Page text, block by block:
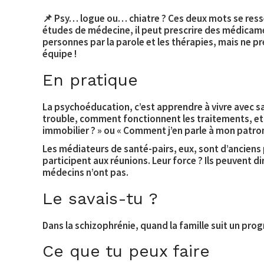
📌 Psy… logue ou… chiatre ? Ces deux mots se
études de médecine, il peut prescrire des
personnes par la parole et les thérapies, mais ne
équipe !
En pratique
La psychoéducation, c’est apprendre à vivre avec
trouble, comment fonctionnent les traitements, et
immobilier ? » ou « Comment j’en parle à mon
Les médiateurs de santé-pairs, eux, sont
participent aux réunions. Leur force ? Ils peuvent
médecins n’ont pas.
Le savais-tu ?
Dans la schizophrénie, quand la famille suit un
Ce que tu peux faire